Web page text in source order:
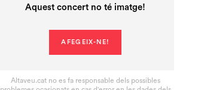
Aquest concert no té imatge!
AFEGEIX-NE!
Altaveu.cat no es fa responsable dels possibles